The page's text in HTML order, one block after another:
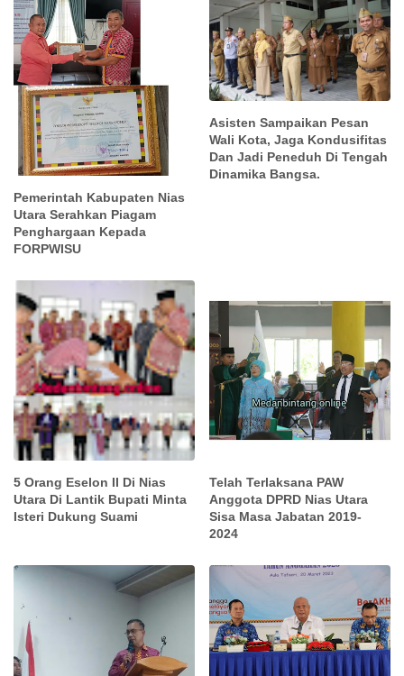
Pemerintah Kabupaten Nias
Utara Serahkan Piagam
Penghargaan Kepada
FORPWISU
Asisten Sampaikan Pesan
Wali Kota, Jaga Kondusifitas
Dan Jadi Peneduh Di Tengah
Dinamika Bangsa.
5 Orang Eselon II Di Nias
Utara Di Lantik Bupati Minta
Isteri Dukung Suami
Telah Terlaksana PAW
Anggota DPRD Nias Utara
Sisa Masa Jabatan 2019-
2024